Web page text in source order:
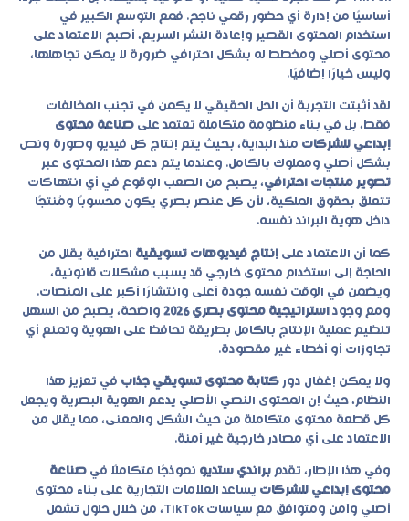
أساسيًا من إدارة أي حضور رقمي ناجح. فمع التوسع الكبير في
استخدام المحتوى القصير وإعادة النشر السريع، أصبح الاعتماد على
محتوى أصلي ومخطط له بشكل احترافي ضرورة لا يمكن تجاهلها،
وليس خيارًا إضافيًا.
لقد أثبتت التجربة أن الحل الحقيقي لا يكمن في تجنب المخالفات
فقط، بل في بناء منظومة متكاملة تعتمد على صناعة محتوى
إبداعي للشركات منذ البداية، بحيث يتم إنتاج كل فيديو وصورة ونص
بشكل أصلي ومملوك بالكامل. وعندما يتم دعم هذا المحتوى عبر
تصوير منتجات احترافي، يصبح من الصعب الوقوع في أي انتهاكات
تتعلق بحقوق الملكية، لأن كل عنصر بصري يكون محسوبًا ومُنتجًا
داخل هوية البراند نفسه.
كما أن الاعتماد على إنتاج فيديوهات تسويقية احترافية يقلل من
الحاجة إلى استخدام محتوى خارجي قد يسبب مشكلات قانونية،
ويضمن في الوقت نفسه جودة أعلى وانتشارًا أكبر على المنصات.
ومع وجود استراتيجية محتوى بصري 2026
واضحة، يصبح من السهل
تنظيم عملية الإنتاج بالكامل بطريقة تحافظ على الهوية وتمنع أي
تجاوزات أو أخطاء غير مقصودة.
ولا يمكن إغفال دور كتابة محتوى تسويقي جذاب في تعزيز هذا
النظام، حيث إن المحتوى النصي الأصلي يدعم الهوية البصرية ويجعل
كل قطعة محتوى متكاملة من حيث الشكل والمعنى، مما يقلل من
الاعتماد على أي مصادر خارجية غير آمنة.
وفي هذا الإطار، تقدم براندي ستديو نموذجًا متكاملًا في صناعة
محتوى إبداعي للشركات يساعد العلامات التجارية على بناء محتوى
أصلي وآمن ومتوافق مع سياسات TikTok، من خلال حلول تشمل